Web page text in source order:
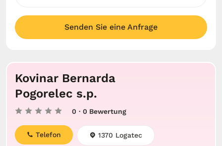
Senden Sie eine Anfrage
Kovinar Bernarda
Pogorelec s.p.
0 · 0 Bewertung
Telefon 1370 Logatec